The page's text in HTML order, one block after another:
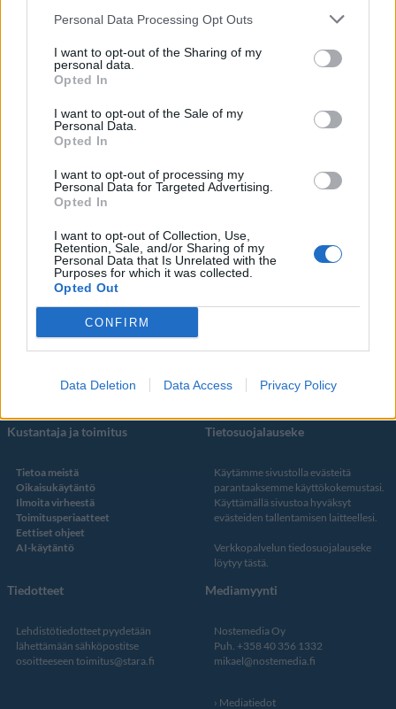
Personal Data Processing Opt Outs
I want to opt-out of the Sharing of my
personal data.
Opted In
I want to opt-out of the Sale of my
Personal Data.
Opted In
I want to opt-out of processing my
Personal Data for Targeted Advertising.
Opted In
I want to opt-out of Collection, Use,
Retention, Sale, and/or Sharing of my
Personal Data that Is Unrelated with the
Purposes for which it was collected.
Opted Out
CONFIRM
Data Deletion Data Access Privacy Policy
Tietosuojalauseke
Mediatiedot
RSS-ohje
Jocka
Päivän Lehti
Lifestyle
Koti & Asuminen
Viihde
StaraTV
Autot
Elokuvat
Some
YouTube
Instagram
Twitter
Kustantaja ja toimitus
Tietoa meistä
Oikaisukäytäntö
Ilmoita virheestä
Toimitusperiaatteet
Eettiset ohjeet
AI-käytäntö
Tietosuojalauseke
Käytämme sivustolla evästeitä
parantaaksemme käyttökokemustasi.
Käyttämällä sivustoa hyväksyt
evästeiden tallentamisen laitteellesi.
Verkkopalvelun tiedosuojalauseke
löytyy tästä
Tiedotteet
Lehdistötiedotteet pyydetään
lähettämään sähköpostitse
osoitteeseen toimitus@stara.fi
Mediamyynti
Nostemedia Oy
Puh. +358 40 356 1332
mikael@nostemedia.fi
Mediatiedot